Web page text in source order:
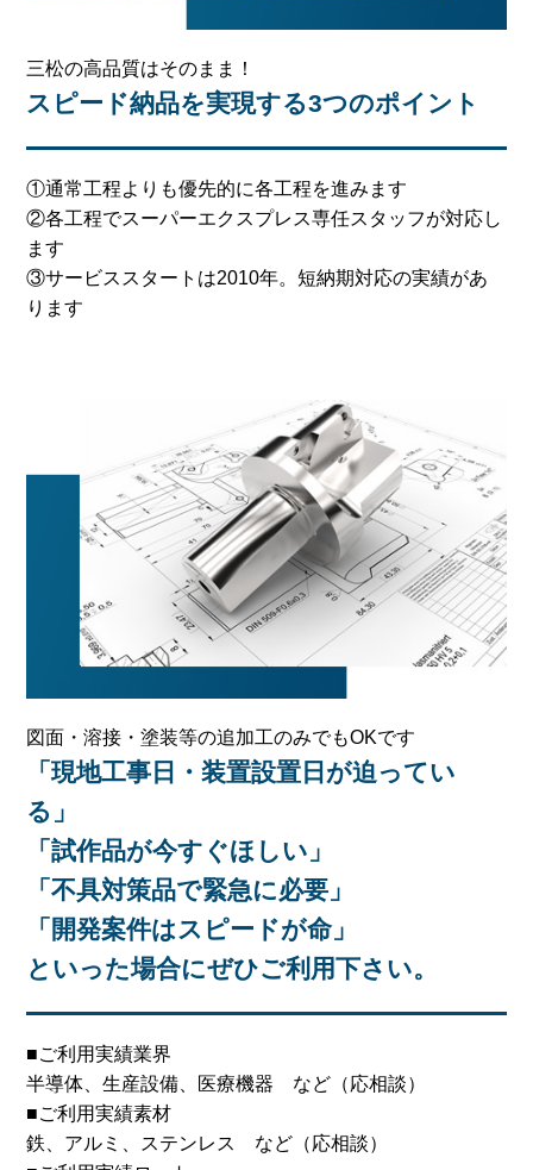
三松の高品質はそのまま！
スピード納品を実現する3つのポイント
①通常工程よりも優先的に各工程を進みます
②各工程でスーパーエクスプレス専任スタッフが対応し
ます
③サービススタートは2010年。短納期対応の実績があ
ります
図面・溶接・塗装等の追加工のみでもOKです
「現地工事日・装置設置日が迫ってい
る」
「試作品が今すぐほしい」
「不具対策品で緊急に必要」
「開発案件はスピードが命」
といった場合にぜひご利用下さい。
■ご利用実績業界
半導体、生産設備、医療機器 など（応相談）
■ご利用実績素材
鉄、アルミ、ステンレス など（応相談）